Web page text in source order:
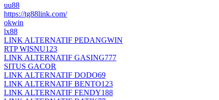
uu88
https://tg88link.com/
okwin
lx88
LINK ALTERNATIF PEDANGWIN
RTP WISNU123
LINK ALTERNATIF GASING777
SITUS GACOR
LINK ALTERNATIF DODO69
LINK ALTERNATIF BENTO123
LINK ALTERNATIF FENDY188